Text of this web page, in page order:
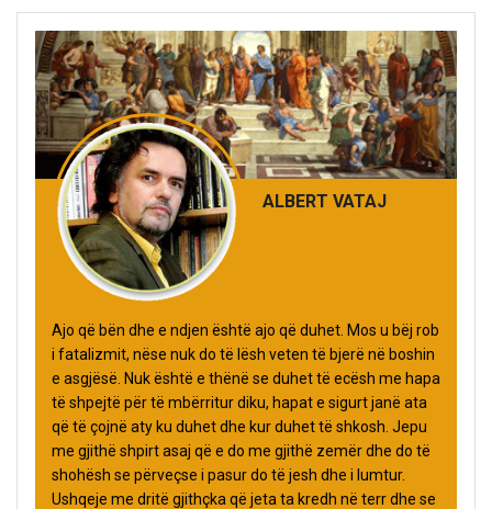
ALBERT VATAJ
Ajo që bën dhe e ndjen është ajo që duhet. Mos u bëj rob
i fatalizmit, nëse nuk do të lësh veten të bjerë në boshin
e asgjësë. Nuk është e thënë se duhet të ecësh me hapa
të shpejtë për të mbërritur diku, hapat e sigurt janë ata
që të çojnë aty ku duhet dhe kur duhet të shkosh. Jepu
me gjithë shpirt asaj që e do me gjithë zemër dhe do të
shohësh se përveçse i pasur do të jesh dhe i lumtur.
Ushqeje me dritë gjithçka që jeta ta kredh në terr dhe se